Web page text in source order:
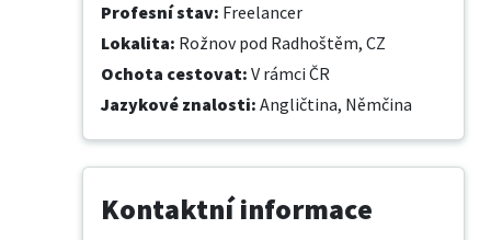
Profesní stav: Freelancer
Lokalita: Rožnov pod Radhoštěm, CZ
Ochota cestovat: V rámci ČR
Jazykové znalosti: Angličtina, Němčina
Kontaktní informace